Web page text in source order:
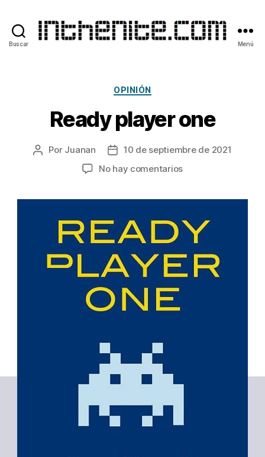
Buscar Menú
Categorías
OPINIÓN
Ready player one
Autor
Por Juanan
Fecha
de
10 de septiembre de 2021
No hay comentariosen